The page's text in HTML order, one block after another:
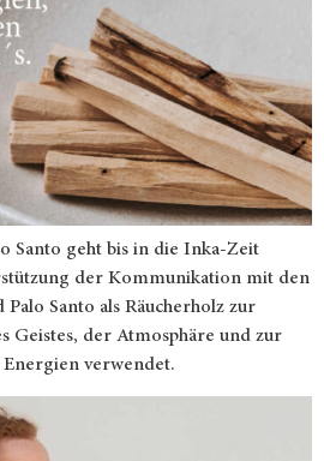
Santo geht bis in die Inka-Zeit
der Kommunikation mit den
Santo als Räucherholz zur
Geistes, der Atmosphäre und zur
verwendet.